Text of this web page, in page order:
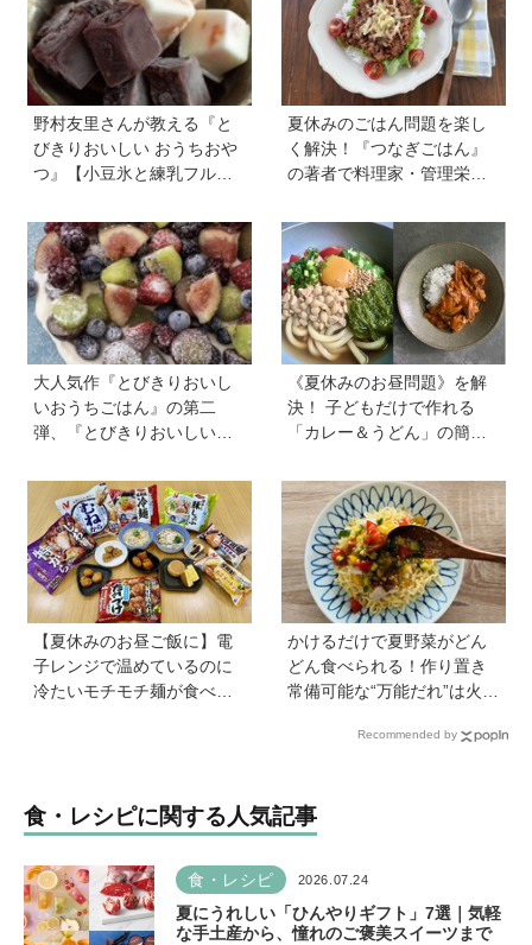
野村友里さんが教える『と
びきりおいしい おうちおや
つ』【小豆氷と練乳フルー
り！ 小学生でもお手伝いで
きる
夏休みのごはん問題を楽し
く解決！『つなぎごはん』
の著者で料理家・管理栄養
る「子どもと一緒に楽しめ
る夏休みレシピ」
大人気作『とびきりおいし
いおうちごはん』の第二
弾、『とびきりおいしいお
よう【フローズンフルー
ツ】は簡単なのに華やか♡
《夏休みのお昼問題》を解
決！ 子どもだけで作れる
「カレー＆うどん」の簡単
ホさんに聞いた
【夏休みのお昼ご飯に】電
子レンジで温めているのに
冷たいモチモチ麺が食べら
かけるだけで夏野菜がどん
どん食べられる！作り置き
常備可能な“万能だれ”は火を
Recommended by
食・レシピに関する人気記事
食・レシピ 2026.07.24
夏にうれしい「ひんやりギフト」7選｜気軽
な手土産から、憧れのご褒美スイーツまで